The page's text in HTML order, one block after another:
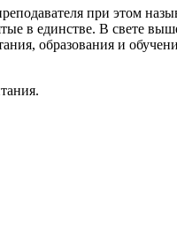
при этом
в единстве. В свете
образования и